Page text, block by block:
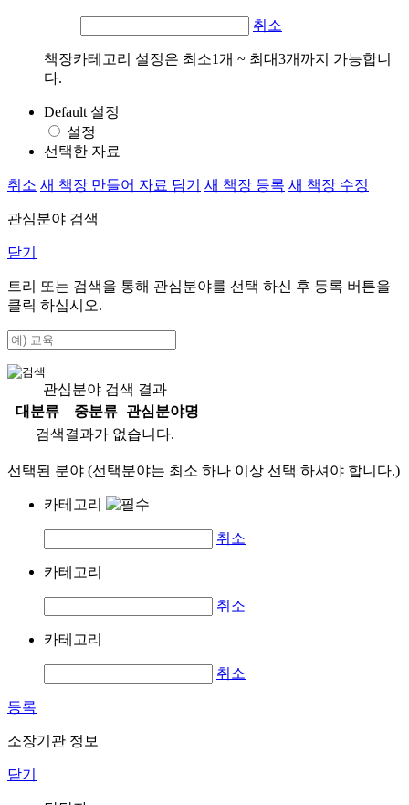
취소
책장카테고리 설정은 최소1개 ~ 최대3개까지 가능합니
다.
Default 설정
설정
선택한 자료
취소 새 책장 만들어 자료 담기 새 책장 등록 새 책장 수정
관심분야 검색
닫기
트리 또는 검색을 통해 관심분야를 선택 하신 후 등록 버튼을
클릭 하십시오.
관심분야 검색 결과
대분류
중분류
관심분야명
검색결과가 없습니다.
선택된 분야 (선택분야는 최소 하나 이상 선택 하셔야 합니다.)
카테고리
취소
카테고리
취소
카테고리
취소
등록
소장기관 정보
닫기